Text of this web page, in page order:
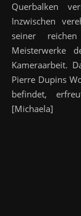
Querbalken
Inzwischen
seiner
Meisterwerke
Kameraarbeit.
Pierre Dupins
befindet,
[Michaela]